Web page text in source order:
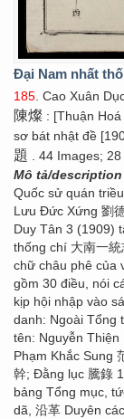
Đại Nam nhất
185 . Cao Xuân
陳燦 : [Thuận Hoá
sơ bát nhật đề
題
. 44 Images;
Mô tả/description
Quốc sử quán
Lưu Đức Xứng 劉
Duy Tân 3 (1909)
thống chí 大南一
chữ châu phê của
gồm 30 điều, nói
kịp hội nhập vào
danh: Ngoài Tổng
tên: Nguyễn Thiện
Phạm Khắc Sung
幹; Đằng lục 騰錄
bảng Tổng mục,
dã, 沿革 Duyên